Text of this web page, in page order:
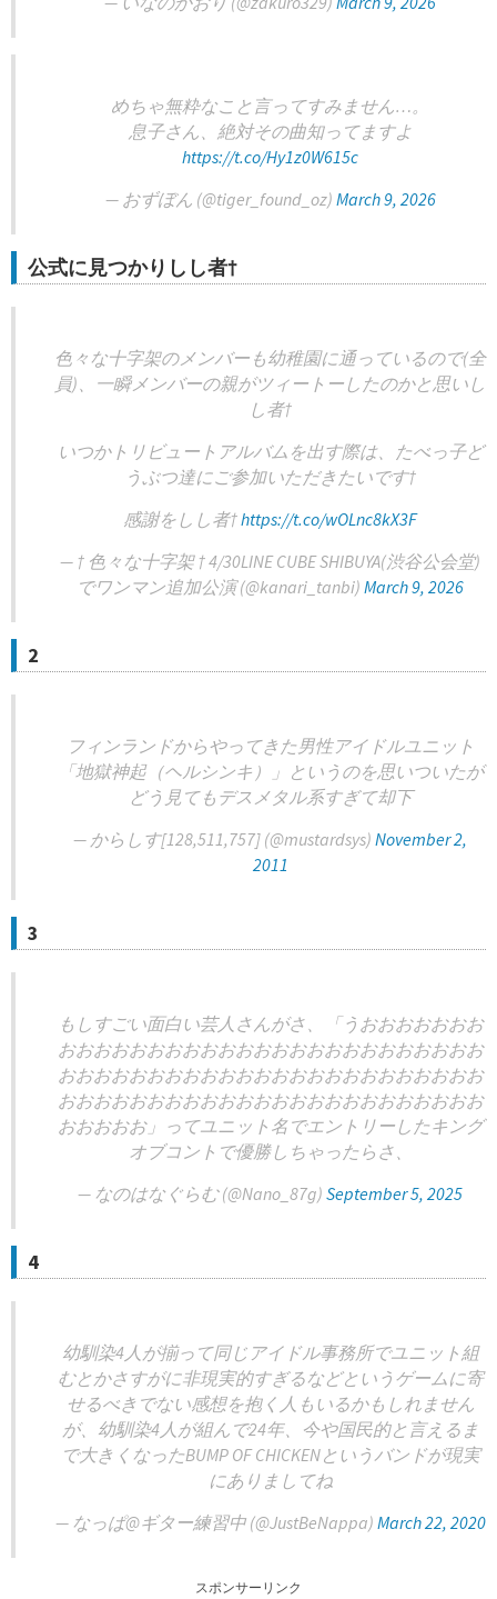
めちゃ無粋なこと言ってすみません…。
息子さん、絶対その曲知ってますよ
https://t.co/Hy1z0W615c
— おずぼん (@tiger_found_oz) March 9, 2026
公式に見つかりしし者†
色々な十字架のメンバーも幼稚園に通っているので(全
員)、一瞬メンバーの親がツィートーしたのかと思いし
し者†
いつかトリビュートアルバムを出す際は、たべっ子ど
うぶつ達にご参加いただきたいです†
感謝をしし者†https://t.co/wOLnc8kX3F
— † 色々な十字架 † 4/30LINE CUBE SHIBUYA(渋谷公会堂)
でワンマン追加公演 (@kanari_tanbi) March 9, 2026
2
フィンランドからやってきた男性アイドルユニット
「地獄神起（ヘルシンキ）」というのを思いついたが
どう見てもデスメタル系すぎて却下
— からしす[128,511,757] (@mustardsys) November 2,
2011
3
もしすごい面白い芸人さんがさ、「うおおおおおおお
おおおおおおおおおおおおおおおおおおおおおおおお
おおおおおおおおおおおおおおおおおおおおおおおお
おおおおおおおおおおおおおおおおおおおおおおおお
おおおおお」ってユニット名でエントリーしたキング
オブコントで優勝しちゃったらさ、
— なのはなぐらむ (@Nano_87g) September 5, 2025
4
幼馴染4人が揃って同じアイドル事務所でユニット組
むとかさすがに非現実的すぎるなどというゲームに寄
せるべきでない感想を抱く人もいるかもしれません
が、幼馴染4人が組んで24年、今や国民的と言えるま
で大きくなったBUMP OF CHICKENというバンドが現実
にありましてね
— なっぱ@ギター練習中 (@JustBeNappa) March 22, 2020
スポンサーリンク